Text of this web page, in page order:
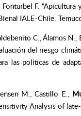
Fonturbel F.
IALE-Chile.
C., Álamos N.,
del riesgo
las políticas de
M., Castillo E.,
Analysis of